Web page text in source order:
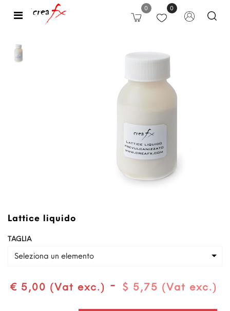
Open 0 0
Lattice liquido
TAGLIA
Seleziona un elemento
€ 5,00 (Vat exc.) - $ 5,75 (Vat exc.)